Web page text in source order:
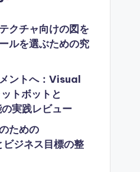
クチャ向けの図を
ルを選ぶための究
ントへ：Visual
トボットと
実践レビュー
ための
ジネス目標の整